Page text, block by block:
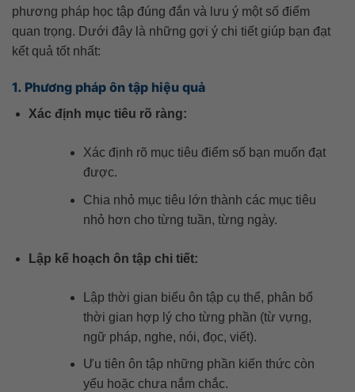
phương pháp học tập đúng đắn và lưu ý một số điểm
quan trọng. Dưới đây là những gợi ý chi tiết giúp bạn đạt
kết quả tốt nhất:
1. Phương pháp ôn tập hiệu quả
Xác định mục tiêu rõ ràng:
Xác định rõ mục tiêu điểm số bạn muốn đạt
được.
Chia nhỏ mục tiêu lớn thành các mục tiêu
nhỏ hơn cho từng tuần, từng ngày.
Lập kế hoạch ôn tập chi tiết:
Lập thời gian biểu ôn tập cụ thể, phân bổ
thời gian hợp lý cho từng phần (từ vựng,
ngữ pháp, nghe, nói, đọc, viết).
Ưu tiên ôn tập những phần kiến thức còn
yếu hoặc chưa nắm chắc.